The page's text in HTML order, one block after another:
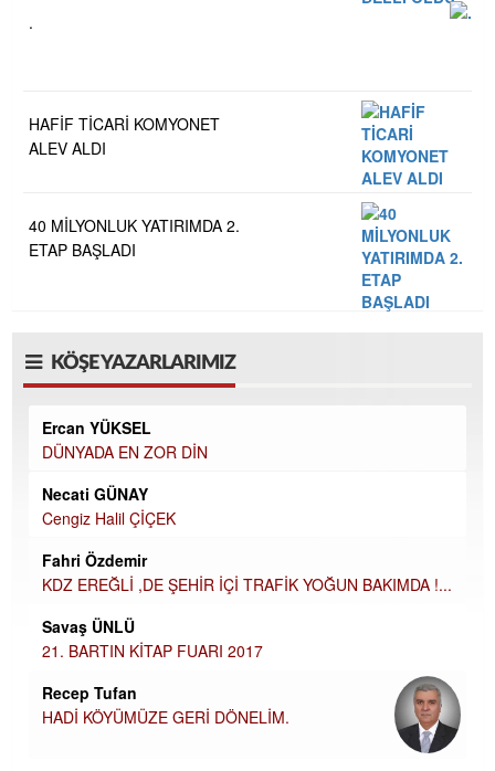
.
HAFİF TİCARİ KOMYONET
ALEV ALDI
40 MİLYONLUK YATIRIMDA 2.
ETAP BAŞLADI
KÖŞE YAZARLARIMIZ
Ercan YÜKSEL
DÜNYADA EN ZOR DİN
Necati GÜNAY
Cengiz Halil ÇİÇEK
Fahri Özdemir
KDZ EREĞLİ ,DE ŞEHİR İÇİ TRAFİK YOĞUN BAKIMDA !...
Savaş ÜNLÜ
21. BARTIN KİTAP FUARI 2017
Recep Tufan
HADİ KÖYÜMÜZE GERİ DÖNELİM.